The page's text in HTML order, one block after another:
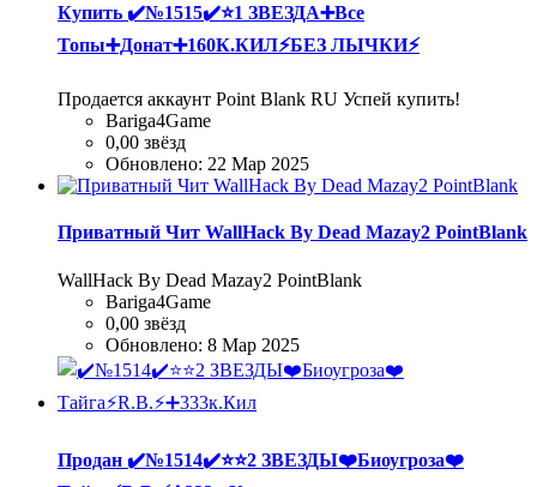
Купить ✔️№1515✔️⭐️1 ЗВЕЗДА➕Все
Топы➕Донат➕160К.КИЛ⚡БЕЗ ЛЫЧКИ⚡
Продается аккаунт Point Blank RU Успей купить!
Bariga4Game
0,00 звёзд
Обновлено: 22 Мар 2025
Приватный Чит WallHack By Dead Mazay2 PointBlank
WallHack By Dead Mazay2 PointBlank
Bariga4Game
0,00 звёзд
Обновлено: 8 Мар 2025
Продан ✔️№1514✔️⭐️⭐️2 ЗВЕЗДЫ❤️Биоугроза❤️